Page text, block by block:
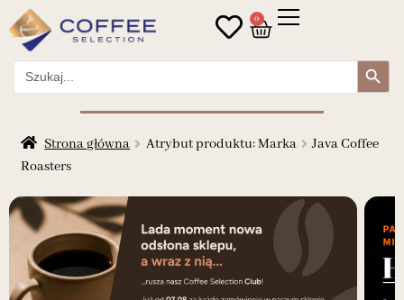
0
Search
for:
Search Button
Strona główna Atrybut produktu: Marka
Java Coffee
Roasters